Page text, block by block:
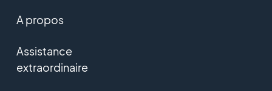
A propos
Assistance
extraordinaire